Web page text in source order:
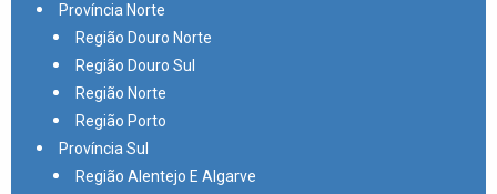
Província Norte
Região Douro Norte
Região Douro Sul
Região Norte
Região Porto
Província Sul
Região Alentejo E Algarve